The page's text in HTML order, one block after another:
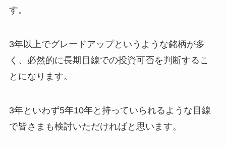
す。
3年以上でグレードアップというような銘柄が多
く、必然的に長期目線での投資可否を判断するこ
とになります。
3年といわず5年10年と持っていられるような目線
で皆さまも検討いただければと思います。